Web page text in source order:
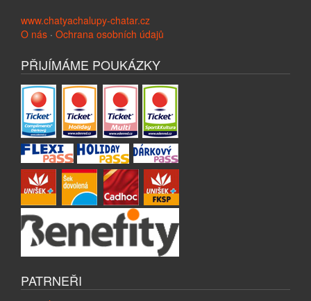
www.chatyachalupy-chatar.cz
O nás · Ochrana osobních údajů
PŘIJÍMÁME POUKÁZKY
PATRNEŘI